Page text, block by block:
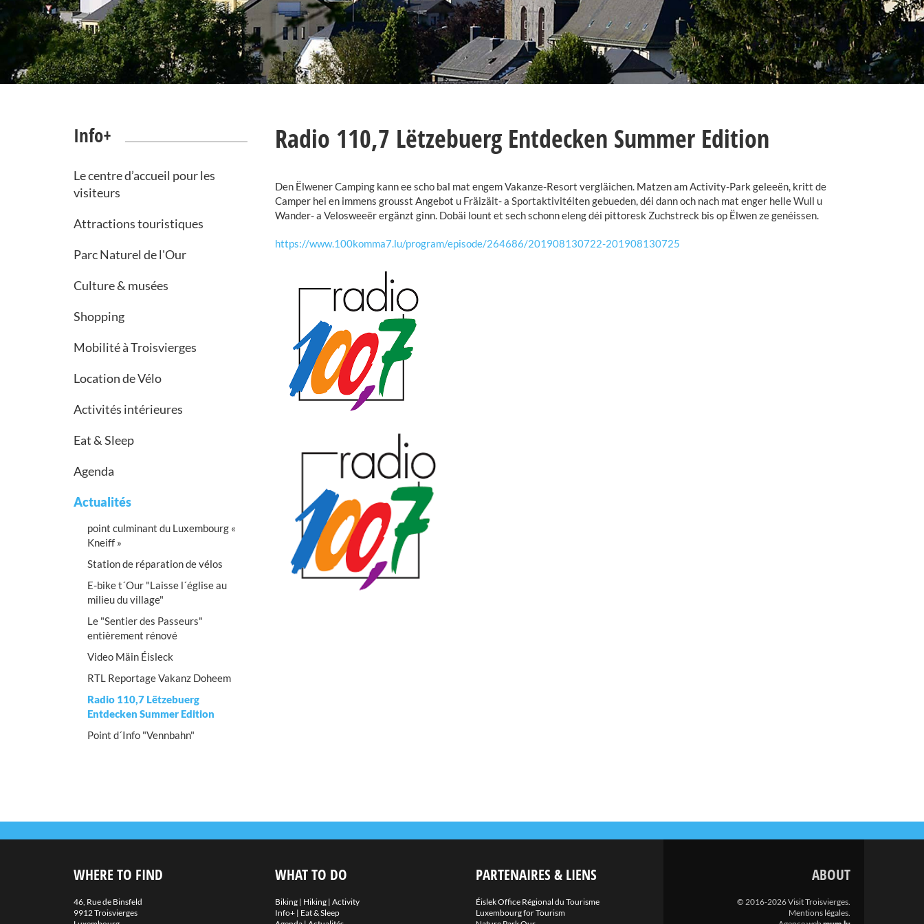
Info+
Le centre d’accueil pour les
visiteurs
Attractions touristiques
Parc Naturel de l'Our
Culture & musées
Shopping
Mobilité à Troisvierges
Location de Vélo
Activités intérieures
Eat & Sleep
Agenda
Actualités
point culminant du Luxembourg «
Kneiff »
Station de réparation de vélos
E-bike t´Our "Laisse l´église au
milieu du village"
Le "Sentier des Passeurs"
entièrement rénové
Video Mäin Éisleck
RTL Reportage Vakanz Doheem
Radio 110,7 Lëtzebuerg
Entdecken Summer Edition
Point d´Info "Vennbahn"
Radio 110,7 Lëtzebuerg Entdecken Summer Edition
Den Ëlwener Camping kann ee scho bal mat engem Vakanze-Resort vergläichen. Matzen am Activity-Park geleeën, kritt de
Camper hei en immens grousst Angebot u Fräizäit- a Sportaktivitéiten gebueden, déi dann och nach mat enger helle Wull u
Wander- a Velosweeër ergänzt ginn. Dobäi lount et sech schonn eleng déi pittoresk Zuchstreck bis op Ëlwen ze genéissen.
https://www.100komma7.lu/program/episode/264686/201908130722-201908130725
WHERE TO FIND
46, Rue de Binsfeld
9912 Troisvierges
WHAT TO DO
Biking| Hiking| Activity
Info+| Eat & Sleep
PARTENAIRES & LIENS
Éislek Office Régional du Tourisme
Luxembourg for Tourism
ABOUT
© 2016-2026 Visit Troisvierges.
Mentions légales.